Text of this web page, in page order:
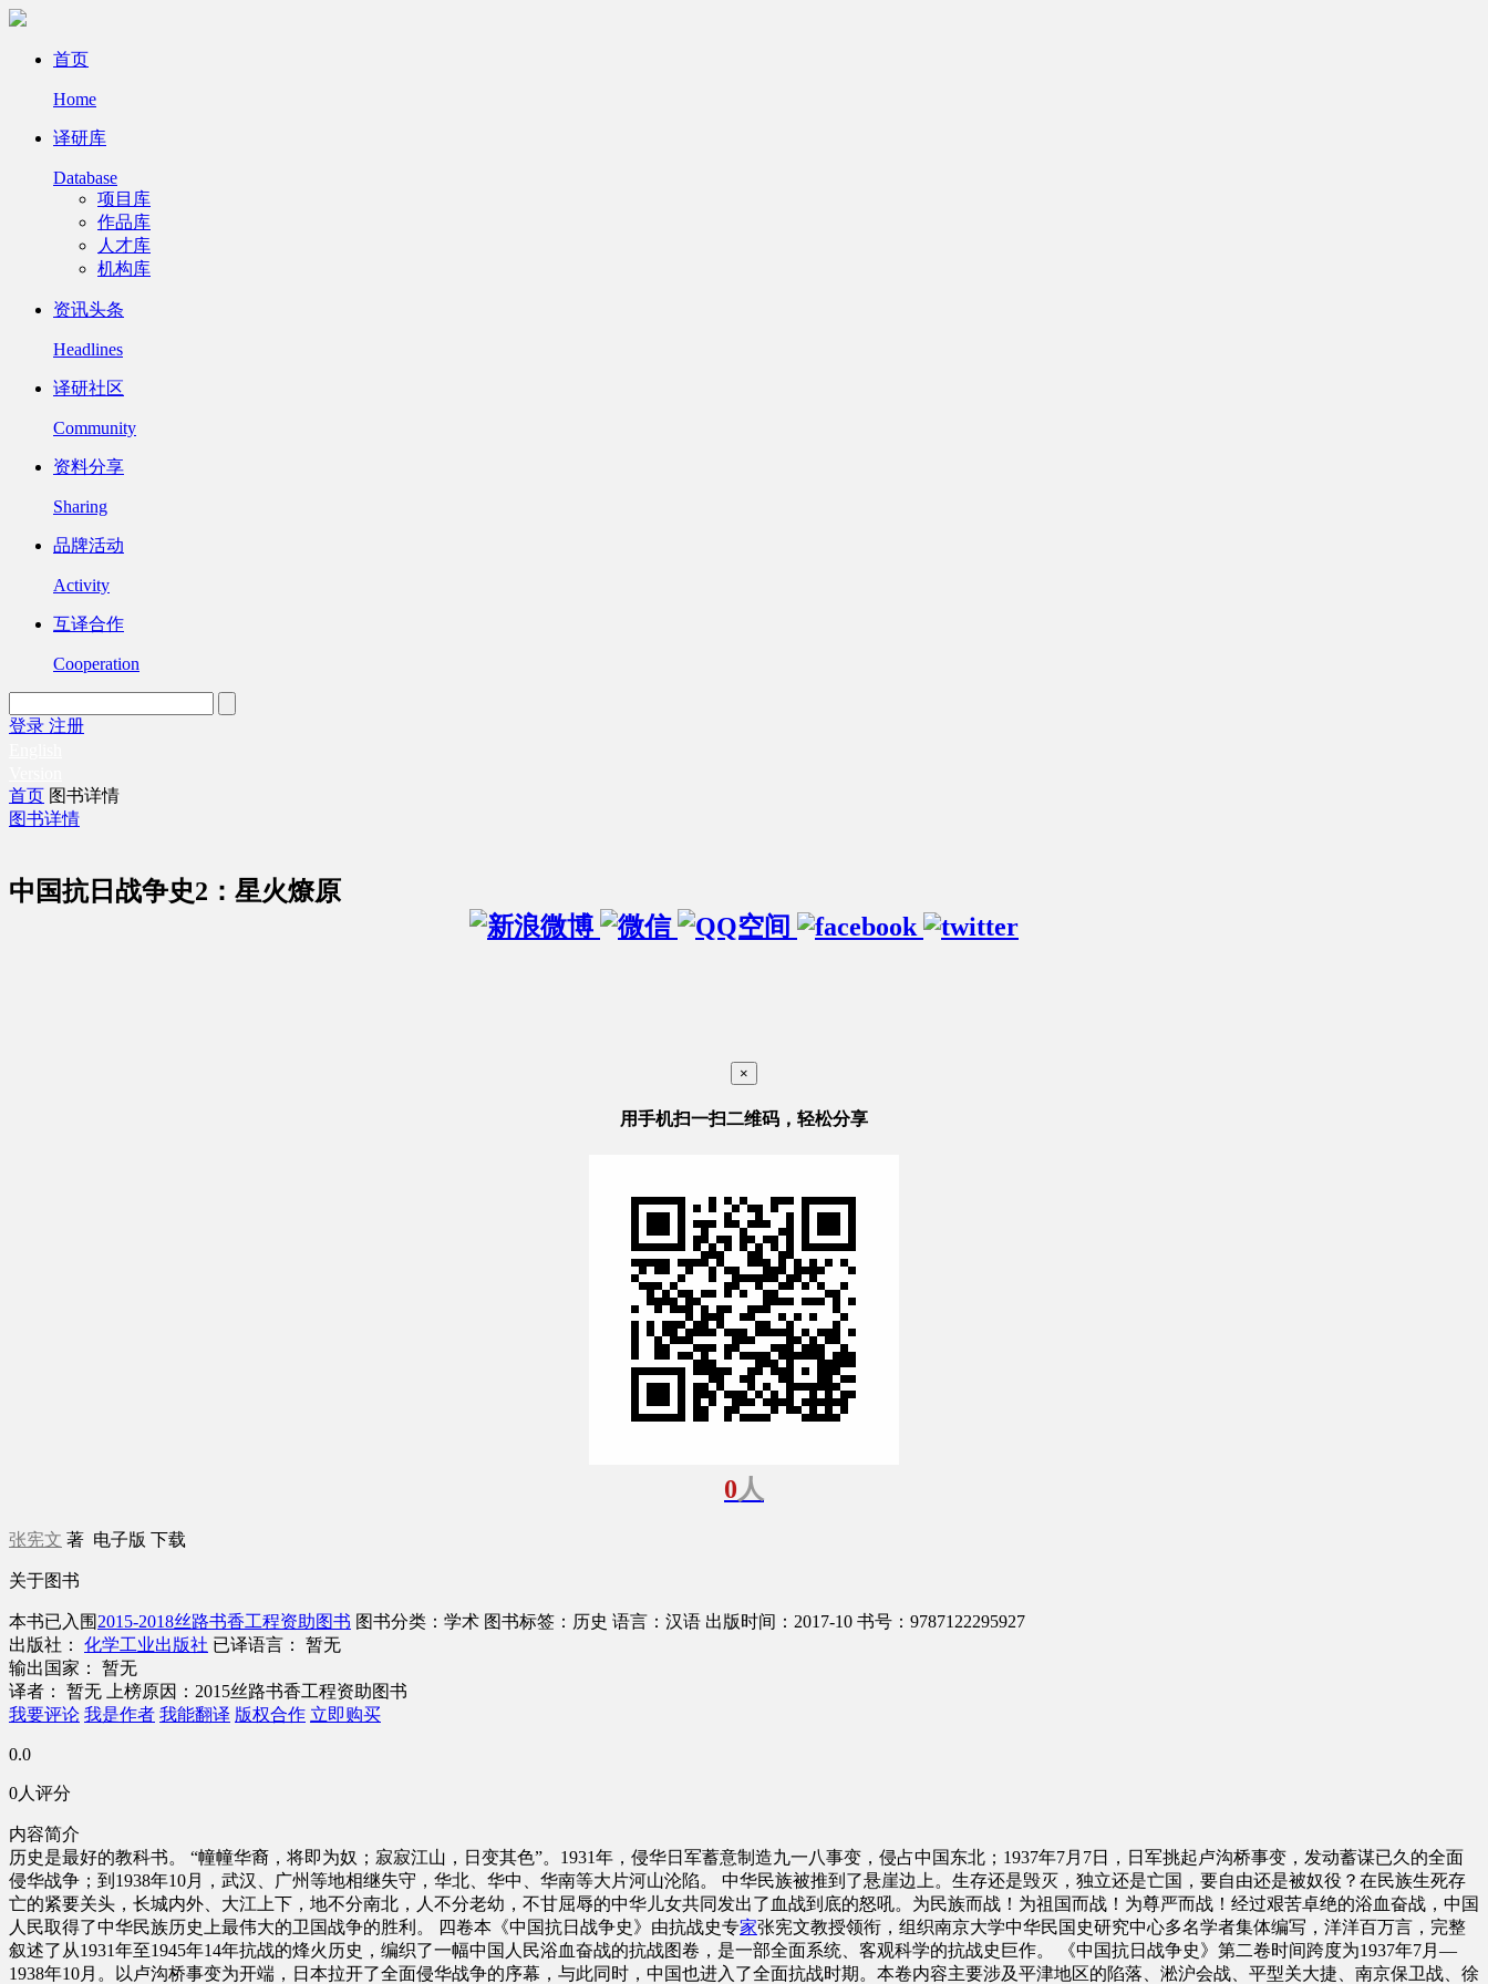
首页
Home
译研库
Database
项目库
作品库
人才库
机构库
资讯头条
Headlines
译研社区
Community
资料分享
Sharing
品牌活动
Activity
互译合作
Cooperation
登录 注册
首页 图书详情
图书详情
中国抗日战争史2：星火燎原
×
用手机扫一扫二维码，轻松分享
0人
张宪文 著 电子版 下载
关于图书
本书已入围 2015-2018丝路书香工程资助图书 图书分类：学术 图书标签：历史 语言：汉语 出版时间：2017-10 书号：9787122295927
出版社： 化学工业出版社 已译语言： 暂无
输出国家： 暂无
译者： 暂无
上榜原因：2015丝路书香工程资助图书
我要评论 我是作者 我能翻译 版权合作 立即购买
0.0
0人评分
内容简介
历史是最好的教科书。 “幢幢华裔，将即为奴；寂寂江山，日变其色”。1931年，侵华日军蓄意制造九一八事变，侵占中国东北；1937年7月7日，日军挑起卢沟桥事变，发动蓄谋已久的全面
侵华战争；到1938年10月，武汉、广州等地相继失守，华北、华中、华南等大片河山沦陷。 中华民族被推到了悬崖边上。生存还是毁灭，独立还是亡国，要自由还是被奴役？在民族生死存
亡的紧要关头，长城内外、大江上下，地不分南北，人不分老幼，不甘屈辱的中华儿女共同发出了血战到底的怒吼。为民族而战！为祖国而战！为尊严而战！经过艰苦卓绝的浴血奋战，中国
人民取得了中华民族历史上最伟大的卫国战争的胜利。 四卷本《中国抗日战争史》由抗战史专家张宪文教授领衔，组织南京大学中华民国史研究中心多名学者集体编写，洋洋百万言，完整
叙述了从1931年至1945年14年抗战的烽火历史，编织了一幅中国人民浴血奋战的抗战图卷，是一部全面系统、客观科学的抗战史巨作。 《中国抗日战争史》第二卷时间跨度为1937年7月—
1938年10月。以卢沟桥事变为开端，日本拉开了全面侵华战争的序幕，与此同时，中国也进入了全面抗战时期。本卷内容主要涉及平津地区的陷落、淞沪会战、平型关大捷、南京保卫战、徐